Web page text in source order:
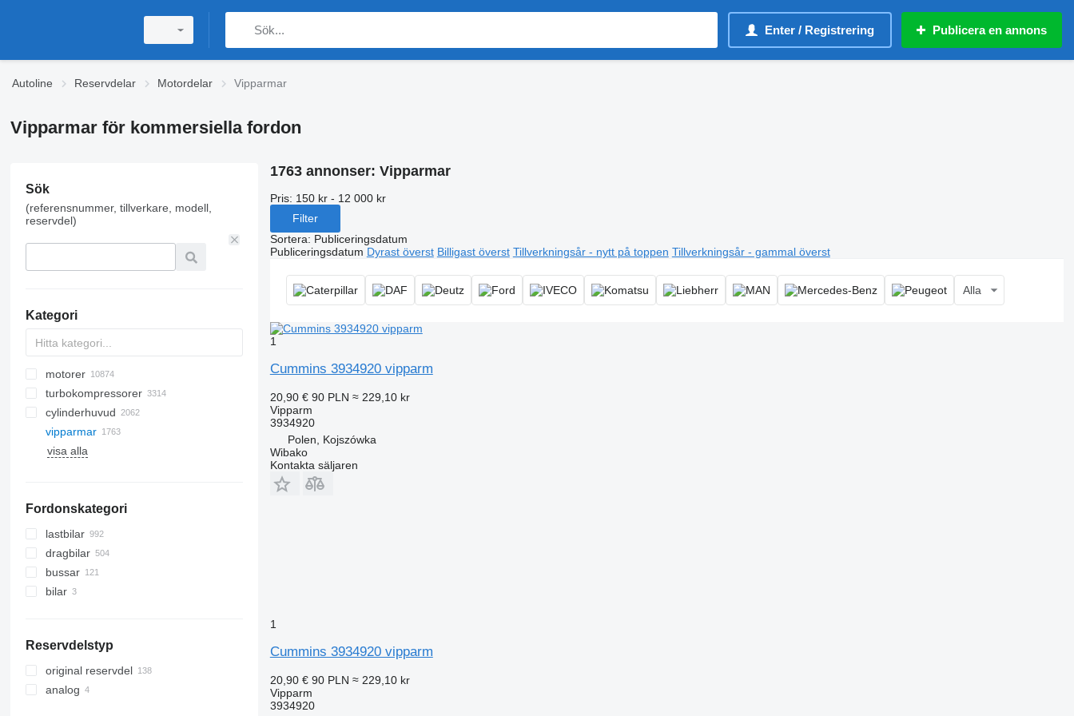
Enter / Registrering Publicera en annons
Autoline Reservdelar Motordelar Vipparmar
Vipparmar för kommersiella fordon
Sök
(referensnummer, tillverkare, modell,
reservdel)
Kategori
motorer
turbokompressorer
cylinderhuvud
vipparmar
visa alla
Fordonskategori
lastbilar
dragbilar
bussar
bilar
Reservdelstyp
original reservdel
analog
1763 annonser: Vipparmar
Pris: 150 kr - 12 000 kr
Filter
Sortera: Publiceringsdatum
Publiceringsdatum Dyrast överst Billigast överst Tillverkningsår - nytt på toppen Tillverkningsår - gammal överst
Alla
1
Cummins 3934920 vipparm
20,90 € 90 PLN ≈ 229,10 kr
Vipparm
3934920
Polen, Kojszówka
Wibako
Kontakta säljaren
1
Cummins 3934920 vipparm
20,90 € 90 PLN ≈ 229,10 kr
Vipparm
3934920